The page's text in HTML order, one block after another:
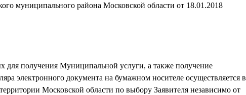
муниципального района Московской области от 18.01.2018
получения Муниципальной услуги, а также получение
электронного документа на бумажном носителе осуществляется в
Московской области по выбору Заявителя независимо от